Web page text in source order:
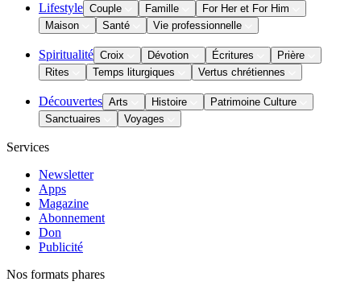
Lifestyle Couple Famille
For Her et For Him
Maison
Santé Vie professionnelle
Spiritualité Croix Dévotion Écritures
Prière
Rites
Temps liturgiques Vertus chrétiennes
Découvertes Arts Histoire
Patrimoine Culture
Sanctuaires
Voyages
Services
Newsletter
Apps
Magazine
Abonnement
Don
Publicité
Nos formats phares